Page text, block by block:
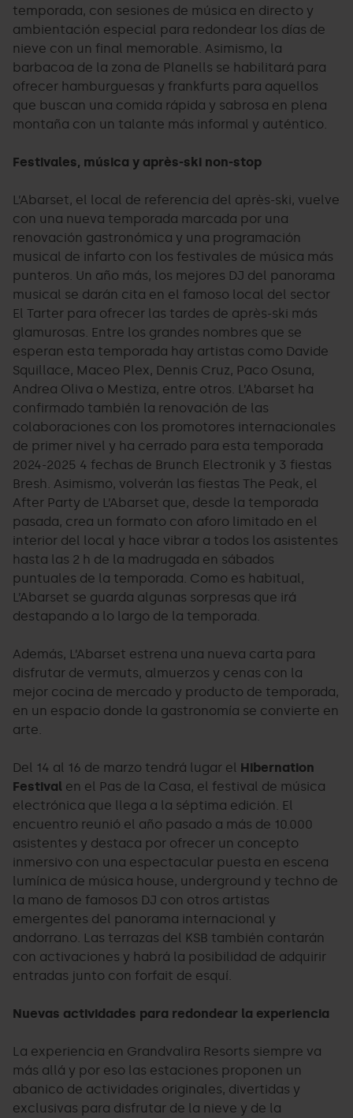
temporada, con sesiones de música en directo y
ambientación especial para redondear los días de
nieve con un final memorable. Asimismo, la
barbacoa de la zona de Planells se habilitará para
ofrecer hamburguesas y frankfurts para aquellos
que buscan una comida rápida y sabrosa en plena
montaña con un talante más informal y auténtico.
Festivales, música y après-ski non-stop
L’Abarset, el local de referencia del après-ski, vuelve
con una nueva temporada marcada por una
renovación gastronómica y una programación
musical de infarto con los festivales de música más
punteros. Un año más, los mejores DJ del panorama
musical se darán cita en el famoso local del sector
El Tarter para ofrecer las tardes de après-ski más
glamurosas. Entre los grandes nombres que se
esperan esta temporada hay artistas como Davide
Squillace, Maceo Plex, Dennis Cruz, Paco Osuna,
Andrea Oliva o Mestiza, entre otros. L’Abarset ha
confirmado también la renovación de las
colaboraciones con los promotores internacionales
de primer nivel y ha cerrado para esta temporada
2024-2025 4 fechas de Brunch Electronik y 3 fiestas
Bresh. Asimismo, volverán las fiestas The Peak, el
After Party de L’Abarset que, desde la temporada
pasada, crea un formato con aforo limitado en el
interior del local y hace vibrar a todos los asistentes
hasta las 2 h de la madrugada en sábados
puntuales de la temporada. Como es habitual,
L’Abarset se guarda algunas sorpresas que irá
destapando a lo largo de la temporada.
Además, L’Abarset estrena una nueva carta para
disfrutar de vermuts, almuerzos y cenas con la
mejor cocina de mercado y producto de temporada,
en un espacio donde la gastronomía se convierte en
arte.
Del 14 al 16 de marzo tendrá lugar el Hibernation
Festival en el Pas de la Casa, el festival de música
electrónica que llega a la séptima edición. El
encuentro reunió el año pasado a más de 10.000
asistentes y destaca por ofrecer un concepto
inmersivo con una espectacular puesta en escena
lumínica de música house, underground y techno de
la mano de famosos DJ con otros artistas
emergentes del panorama internacional y
andorrano. Las terrazas del KSB también contarán
con activaciones y habrá la posibilidad de adquirir
entradas junto con forfait de esquí.
Nuevas actividades para redondear la experiencia
La experiencia en Grandvalira Resorts siempre va
más allá y por eso las estaciones proponen un
abanico de actividades originales, divertidas y
exclusivas para disfrutar de la nieve y de la